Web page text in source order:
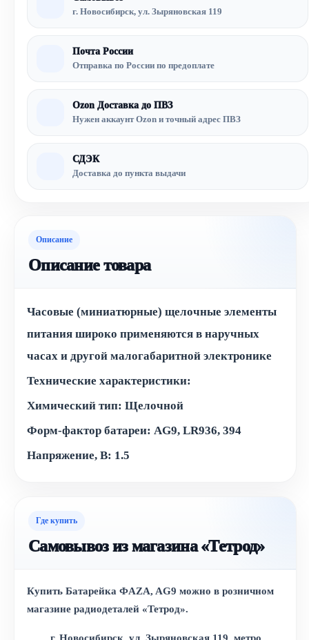
г. Новосибирск, ул. Зыряновская 119
Почта России
Отправка по России по предоплате
Ozon Доставка до ПВЗ
Нужен аккаунт Ozon и точный адрес ПВЗ
СДЭК
Доставка до пункта выдачи
Описание
Описание товара
Часовые (миниатюрные) щелочные элементы
питания широко применяются в наручных
часах и другой малогабаритной электронике
Технические характеристики:
Химический тип: Щелочной
Форм-фактор батареи: AG9, LR936, 394
Напряжение, В: 1.5
Где купить
Самовывоз из магазина «Тетрод»
Купить Батарейка ФAZA, AG9 можно в розничном
магазине радиодеталей «Тетрод».